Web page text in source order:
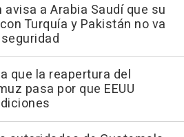
avisa a Arabia Saudí que su
Turquía y Pakistán no va
que la reapertura del
pasa por que EEUU